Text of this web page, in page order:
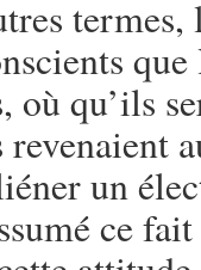
qu’ils
un
ce